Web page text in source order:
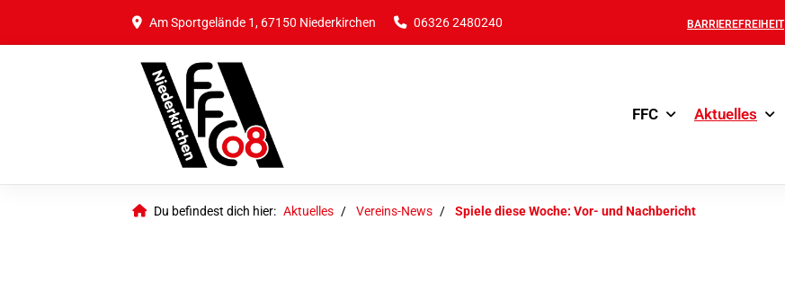
Am Sportgelände 1, 67150 Niederkirchen 06326 2480240 BARRIEREFREIHEIT
FFC Aktuelles
Du befindest dich hier: Aktuelles Vereins-News Spiele diese Woche: Vor- und Nachbericht